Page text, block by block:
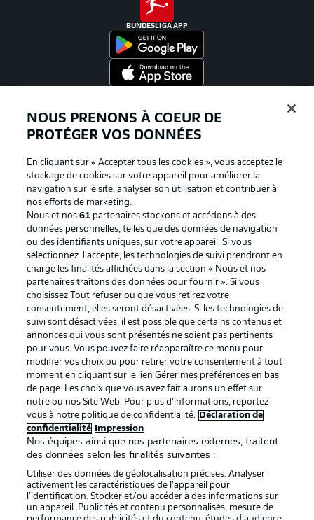
BUNDESLIGA APP
La publicité Conditions d’utilisation des
Mentions Légales Gérer mes préférences
Déclaration de
confidentialité
Diffuseurs
Travaux Contact
Impression Joueurs
NOUS PRENONS À COEUR DE
PROTÉGER VOS DONNÉES
En cliquant sur « Accepter tous les cookies », vous acceptez le
stockage de cookies sur votre appareil pour améliorer la
navigation sur le site, analyser son utilisation et contribuer à
nos efforts de marketing.
Nous et nos61 partenaires stockons et accédons à des
données personnelles, telles que des données de navigation
ou des identifiants uniques, sur votre appareil. Si vous
sélectionnez J'accepte, les technologies de suivi prendront en
charge les finalités affichées dans la section « Nous et nos
partenaires traitons des données pour fournir ». Si vous
choisissez Tout refuser ou que vous retirez votre
consentement, elles seront désactivées. Si les technologies de
suivi sont désactivées, il est possible que certains contenus et
annonces qui vous sont présentés ne soient pas pertinents
pour vous. Vous pouvez faire réapparaître ce menu pour
modifier vos choix ou pour retirer votre consentement à tout
moment en cliquant sur le lien Gérer mes préférences en bas
de page. Les choix que vous avez fait aurons un effet sur
notre ou nos Site Web. Pour plus d’informations, reportez-
vous à notre politique de confidentialité.
Déclaration de
confidentialité
Impression
Nos équipes ainsi que nos partenaires externes, traitent
des données selon les finalités suivantes :
Utiliser des données de géolocalisation précises. Analyser
activement les caractéristiques de l’appareil pour
l’identification. Stocker et/ou accéder à des informations sur
un appareil. Publicités et contenu personnalisés, mesure de